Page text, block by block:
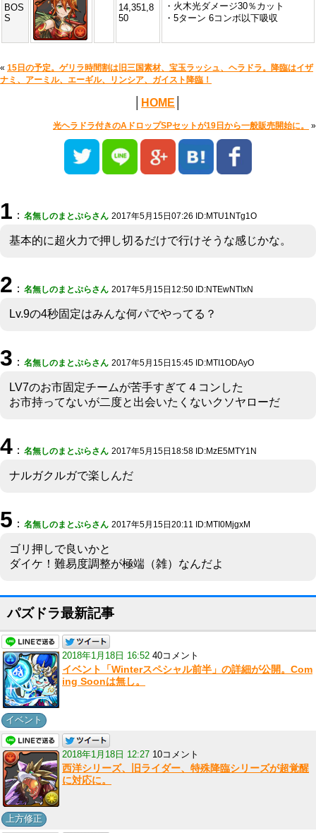
BOS
S
14,351,8
50
・火木光ダメージ30％カット
・5ターン 6コンボ以下吸収
« 15日の予定。ゲリラ時間割は旧三国素材、宝玉ラッシュ、ヘラドラ。降臨はイザ
ナミ、アーミル、エーギル、リンシア、ガイスト降臨！
HOME
光ヘラドラ付きのAドロップSPセットが19日から一般販売開始に。 »
1 ： 名無しのまとぷらさん 2017年5月15日07:26 ID:MTU1NTg1O
基本的に超火力で押し切るだけで行けそうな感じかな。
2 ： 名無しのまとぷらさん 2017年5月15日12:50 ID:NTEwNTIxN
Lv.9の4秒固定はみんな何パでやってる？
3 ： 名無しのまとぷらさん 2017年5月15日15:45 ID:MTI1ODAyO
LV7のお市固定チームが苦手すぎて４コンした
お市持ってないが二度と出会いたくないクソヤローだ
4 ： 名無しのまとぷらさん 2017年5月15日18:58 ID:MzE5MTY1N
ナルガクルガで楽しんだ
5 ： 名無しのまとぷらさん 2017年5月15日20:11 ID:MTI0MjgxM
ゴリ押しで良いかと
ダイケ！難易度調整が極端（雑）なんだよ
パズドラ最新記事
2018年1月18日 16:52 40コメント
イベント「Winterスペシャル前半」の詳細が公開。Com
ing Soonは無し。
イベント
2018年1月18日 12:27 10コメント
西洋シリーズ、旧ライダー、特殊降臨シリーズが超覚醒
に対応に。
上方修正